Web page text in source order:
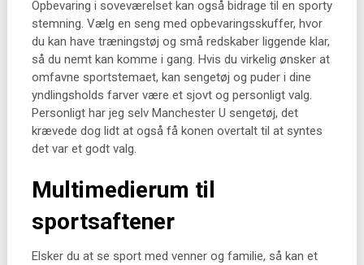
Opbevaring i soveværelset kan også bidrage til en sporty
stemning. Vælg en seng med opbevaringsskuffer, hvor
du kan have træningstøj og små redskaber liggende klar,
så du nemt kan komme i gang. Hvis du virkelig ønsker at
omfavne sportstemaet, kan sengetøj og puder i dine
yndlingsholds farver være et sjovt og personligt valg.
Personligt har jeg selv Manchester U sengetøj, det
krævede dog lidt at også få konen overtalt til at syntes
det var et godt valg.
Multimedierum til
sportsaftener
Elsker du at se sport med venner og familie, så kan et